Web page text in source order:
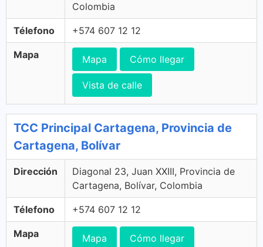
Colombia
Télefono +574 607 12 12
Mapa Mapa Cómo llegar
Vista de calle
TCC Principal Cartagena, Provincia de
Cartagena, Bolívar
Dirección
Diagonal 23, Juan XXIII, Provincia de
Cartagena, Bolívar, Colombia
Télefono +574 607 12 12
Mapa Mapa Cómo llegar